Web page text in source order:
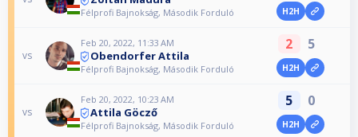
Félprofi Bajnokság, Második Forduló H2H
vs
Feb 20, 2022, 11:33 AM
Obendorfer Attila
Félprofi Bajnokság, Második Forduló
2 5
H2H
vs
Feb 20, 2022, 10:23 AM
Attila Göcző
Félprofi Bajnokság, Második Forduló
5 0
H2H